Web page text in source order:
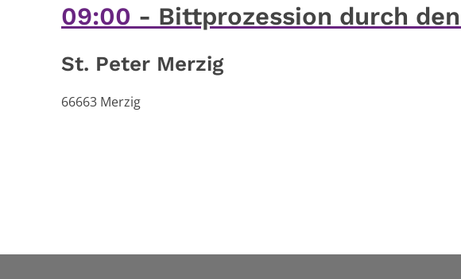
09:00 Bittprozession durch
St. Peter Merzig
66663 Merzig